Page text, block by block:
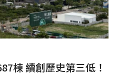
棟 續創歷史第三低！